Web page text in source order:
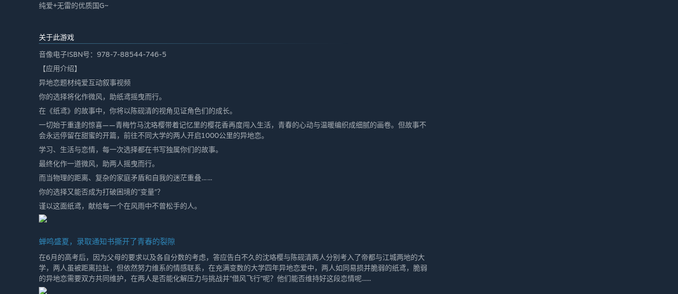
纯爱+无雷的优质国G~
关于此游戏
音像电子ISBN号：978-7-88544-746-5
【应用介绍】
异地恋题材纯爱互动叙事视频
你的选择将化作微风，助纸鸢摇曳而行。
在《纸鸢》的故事中，你将以陈砚清的视角见证角色们的成长。
一切始于重逢的惊喜——青梅竹马沈珞樱带着记忆里的樱花香再度闯入生活，青春的心动与温暖编织成细腻的画卷。但故事不
会永远停留在甜蜜的开篇，前往不同大学的两人开启1000公里的异地恋。
学习、生活与恋情，每一次选择都在书写独属你们的故事。
最终化作一道微风，助两人摇曳而行。
而当物理的距离、复杂的家庭矛盾和自我的迷茫重叠……
你的选择又能否成为打破困境的“变量”？
谨以这面纸鸢，献给每一个在风雨中不曾松手的人。
蝉鸣盛夏，录取通知书撕开了青春的裂隙
在6月的高考后，因为父母的要求以及各自分数的考虑，答应告白不久的沈珞樱与陈砚清两人分别考入了帝都与江城两地的大
学，两人虽被距离拉扯，但依然努力维系的情感联系，在充满变数的大学四年异地恋爱中，两人如同易损并脆弱的纸鸢，脆弱
的异地恋需要双方共同维护，在两人是否能化解压力与挑战并“借风飞行”呢？他们能否维持好这段恋情呢......